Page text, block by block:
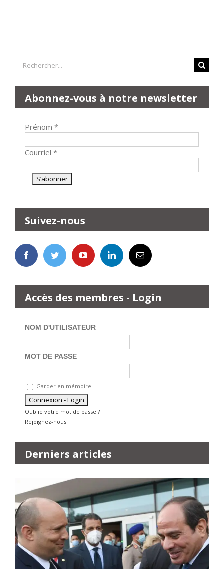
Rechercher:
Abonnez-vous à notre newsletter
Prénom *
Courriel *
Suivez-nous
Accès des membres - Login
NOM D'UTILISATEUR
MOT DE PASSE
Garder en mémoire
Oublié votre mot de passe ?
Rejoignez-nous
Derniers articles